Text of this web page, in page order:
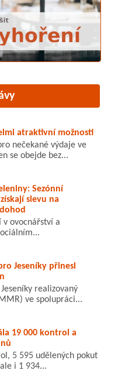
atraktivní možnosti
nečekané výdaje ve
se obejde bez...
Sezónní
slevu na
v ovocnářství a
Jeseníky přinesl
realizovaný
ve spolupráci...
19 000 kontrol a
5 595 udělených pokut
i 1 934...